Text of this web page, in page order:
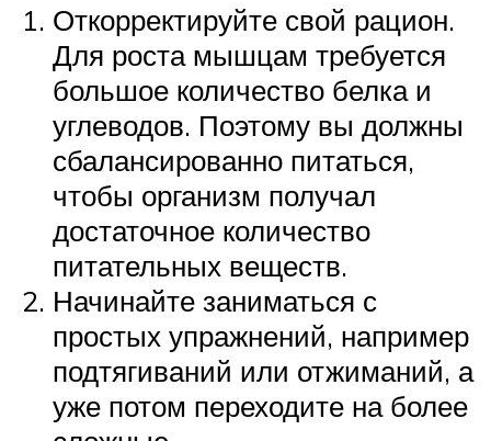
Откорректируйте свой рацион.
Для роста мышцам требуется
большое количество белка и
углеводов. Поэтому вы должны
сбалансированно питаться,
чтобы организм получал
достаточное количество
питательных веществ.
Начинайте заниматься с
простых упражнений, например
подтягиваний или отжиманий, а
уже потом переходите на более